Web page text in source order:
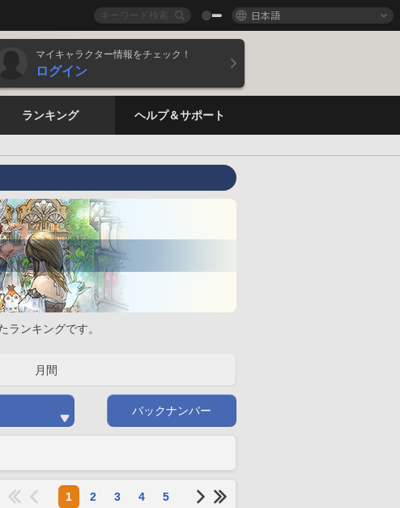
日本語
マイキャラクター情報をチェック！
ログイン
ランキング ヘルプ＆サポート
ンキングです。
月間
バックナンバー
1 2 3 4 5